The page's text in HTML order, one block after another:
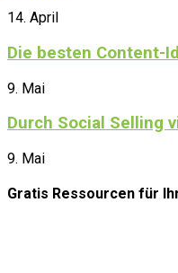
14. April
Die besten Content-
9. Mai
Durch Social Selling
9. Mai
Gratis Ressourcen für